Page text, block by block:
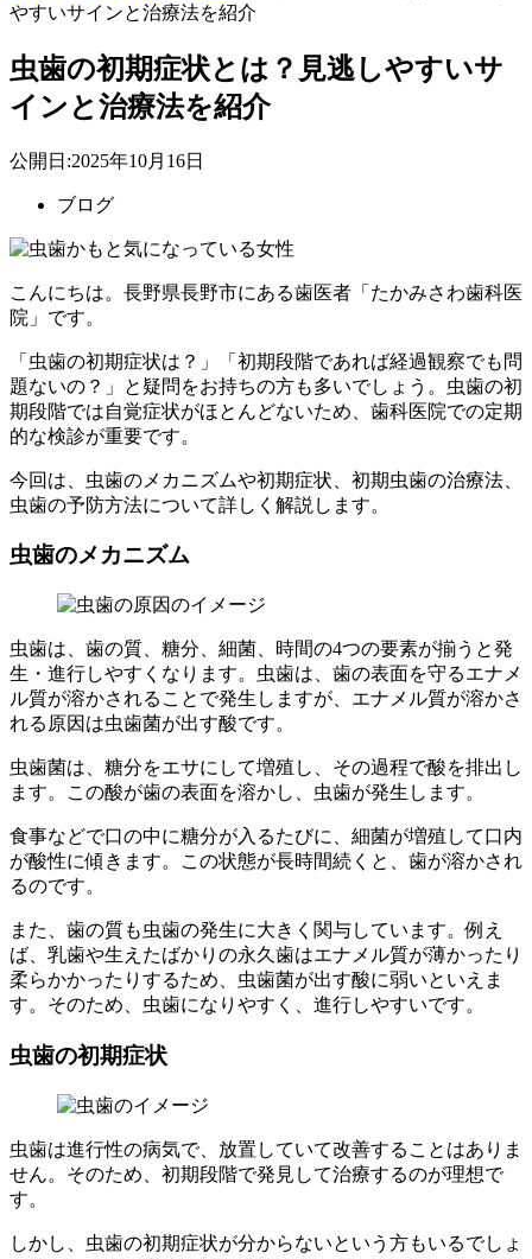
やすいサインと治療法を紹介
虫歯の初期症状とは？見逃しやすいサ
インと治療法を紹介
公開日:2025年10月16日
ブログ
こんにちは。長野県長野市にある歯医者「たかみさわ歯科医
院」です。
「虫歯の初期症状は？」「初期段階であれば経過観察でも問
題ないの？」と疑問をお持ちの方も多いでしょう。虫歯の初
期段階では自覚症状がほとんどないため、歯科医院での定期
的な検診が重要です。
今回は、虫歯のメカニズムや初期症状、初期虫歯の治療法、
虫歯の予防方法について詳しく解説します。
虫歯のメカニズム
虫歯は、歯の質、糖分、細菌、時間の4つの要素が揃うと発
生・進行しやすくなります。虫歯は、歯の表面を守るエナメ
ル質が溶かされることで発生しますが、エナメル質が溶かさ
れる原因は虫歯菌が出す酸です。
虫歯菌は、糖分をエサにして増殖し、その過程で酸を排出し
ます。この酸が歯の表面を溶かし、虫歯が発生します。
食事などで口の中に糖分が入るたびに、細菌が増殖して口内
が酸性に傾きます。この状態が長時間続くと、歯が溶かされ
るのです。
また、歯の質も虫歯の発生に大きく関与しています。例え
ば、乳歯や生えたばかりの永久歯はエナメル質が薄かったり
柔らかかったりするため、虫歯菌が出す酸に弱いといえま
す。そのため、虫歯になりやすく、進行しやすいです。
虫歯の初期症状
虫歯は進行性の病気で、放置していて改善することはありま
せん。そのため、初期段階で発見して治療するのが理想で
す。
しかし、虫歯の初期症状が分からないという方もいるでしょ